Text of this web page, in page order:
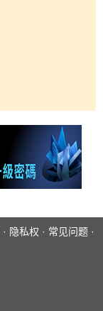
· 隐私权 · 常见问题 ·